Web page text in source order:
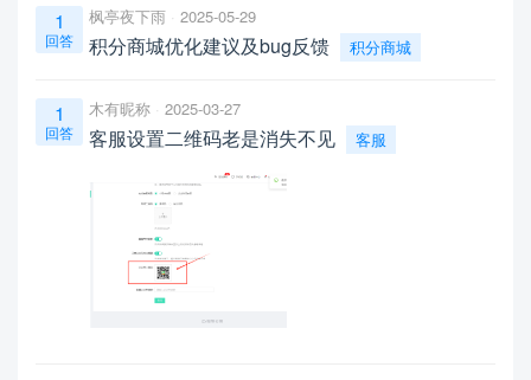
1
回答
枫亭夜下雨 2025-05-29
积分商城优化建议及bug反馈 积分商城
1
回答
木有昵称 2025-03-27
客服设置二维码老是消失不见 客服